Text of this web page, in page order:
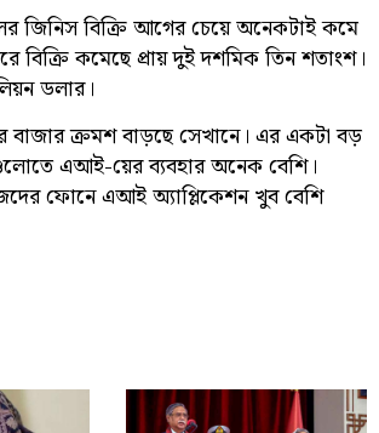
জিনিস বিক্রি আগের চেয়ে অনেকটাই কমে
বিক্রি কমেছে প্রায় দুই দশমিক তিন শতাংশ।
ডলার।
বাজার ক্রমশ বাড়ছে সেখানে। এর একটা বড়
এআই-য়ের ব্যবহার অনেক বেশি।
ফোনে এআই অ্যাপ্লিকেশন খুব বেশি